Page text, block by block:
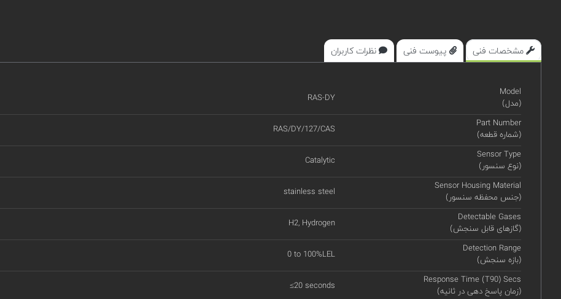
مشخصات فنی پیوست فنی نظرات کاربران
Model
(مدل)
RAS-DY
Part Number
(شماره قطعه)
RAS/DY/127/CAS
Sensor Type
(نوع سنسور)
Catalytic
Sensor Housing Material
(جنس محفظه سنسور)
stainless steel
Detectable Gases
(گازهای قابل سنجش)
H2, Hydrogen
Detection Range
(بازه سنجش)
0 to 100%LEL
Response Time (T90) Secs
(زمان پاسخ دهی در ثانیه)
≤20 seconds